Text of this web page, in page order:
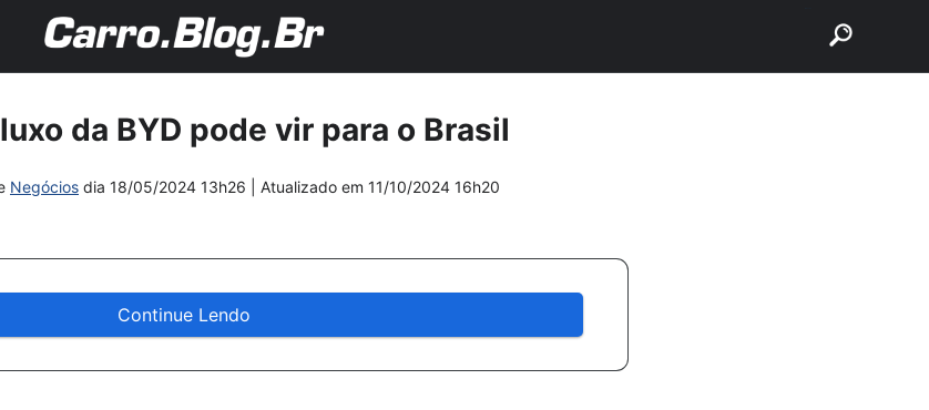
da BYD pode vir para o Brasil
Negócios dia 18/05/2024 13h26 | Atualizado em 11/10/2024 16h20
Continue Lendo